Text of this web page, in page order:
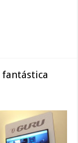
fantástica